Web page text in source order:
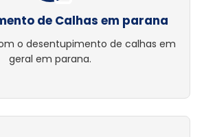
de Calhas em parana
o desentupimento de calhas em
geral em parana.